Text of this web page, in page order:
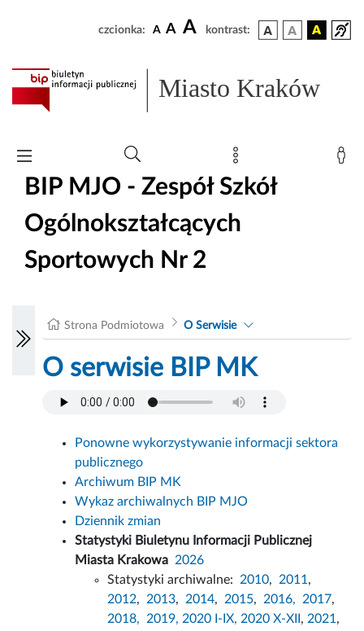
czcionka: A A A kontrast:
Miasto Kraków
BIP MJO - Zespół Szkół
Ogólnokształcących
Sportowych Nr 2
Strona Podmiotowa O Serwisie
O serwisie BIP MK
Ponowne wykorzystywanie informacji sektora
publicznego
Archiwum BIP MK
Wykaz archiwalnych BIP MJO
Dziennik zmian
Statystyki Biuletynu Informacji Publicznej
Miasta Krakowa 2026
Statystyki archiwalne: 2010, 2011,
2012, 2013, 2014, 2015, 2016, 2017,
2018,
2019, 2020 I-IX, 2020 X-XII , 2021,